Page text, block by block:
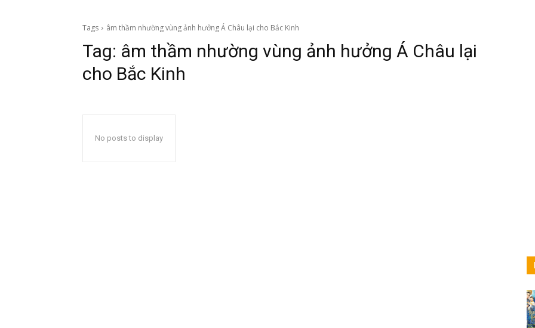
Tags âm thầm nhường vùng ảnh hưởng Á Châu lại cho Bắc Kinh
Tag: âm thầm nhường vùng ảnh hưởng Á Châu lại
cho Bắc Kinh
No posts to display